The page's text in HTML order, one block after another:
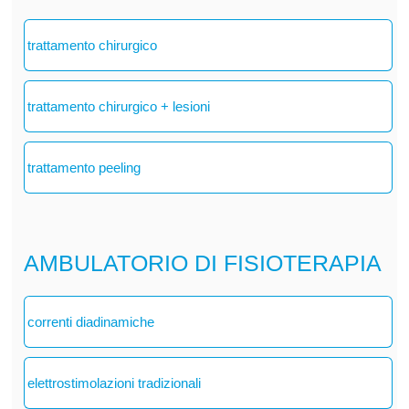
trattamento chirurgico
trattamento chirurgico + lesioni
trattamento peeling
AMBULATORIO DI FISIOTERAPIA
correnti diadinamiche
elettrostimolazioni tradizionali